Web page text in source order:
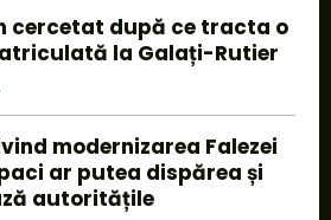
cercetat după ce tracta o
la Galați-Rutier
modernizarea Falezei
ar putea dispărea și
autoritățile